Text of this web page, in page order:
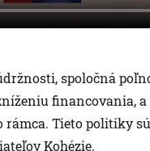
spoločná
financovania,
rámca. Tieto politiky
Kohézie.